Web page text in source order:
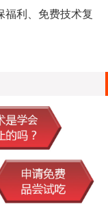
利、免费技术复